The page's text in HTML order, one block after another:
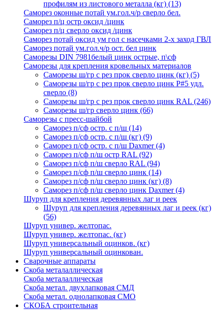
профилям из листового металла (кг) (13)
Саморез оконные потай ум.гол.ч/р сверло бел.
Саморез п/ц остр оксид /цинк
Саморез п/ц сверло оксид /цинк
Саморез потай оксид ум гол с насечками 2-х заход ГВЛ
Саморез потай ум.гол.ч/р ост. бел цинк
Саморезы DIN 7981белый цинк острые, п\сф
Саморезы для крепления кровельных материалов
Саморезы ш/гр с рез прок сверло цинк (кг) (5)
Саморезы ш/гр с рез прок сверло цинк P#5 удл.
сверло (8)
Саморезы ш/гр с рез прок сверло цинк RAL (246)
Саморезы ш/гр сверло цинк (66)
Саморезы с пресс-шайбой
Саморез п/сф остр. с п/ш (14)
Саморез п/сф остр. с п/ш (кг) (9)
Саморез п/сф остр. с п/ш Daxmer(4)
Саморез п/сф п/ш остр RAL (92)
Саморез п/сф п/ш сверло RAL (94)
Саморез п/сф п/ш сверло цинк (14)
Саморез п/сф п/ш сверло цинк (кг) (8)
Саморез п/сф п/ш сверло цинк Daxmer(4)
Шуруп для крепления деревянных лаг и реек
Шуруп для крепления деревянных лаг и реек (кг)
(56)
Шуруп универ. желтопас.
Шуруп универ. желтопас. (кг)
Шуруп универсальный оцинков. (кг)
Шуруп универсальный оцинкован.
Сварочные аппараты
Скоба металаллическая
Скоба металаллическая
Скоба метал. двухлапковая СМД
Скоба метал. однолапковая СМО
СКОБА строительная